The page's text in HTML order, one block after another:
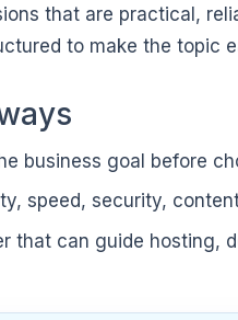
that are practical,
to make the topic
business goal before
speed, security,
that can guide hosting,